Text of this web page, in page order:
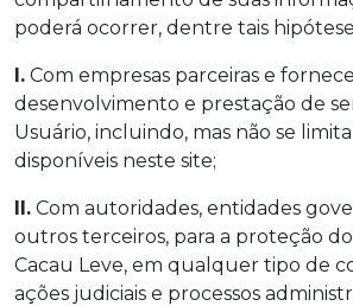
poderá ocorrer, dentre tais
I. Com empresas parceiras e
desenvolvimento e prestação de
Usuário, incluindo, mas não se
disponíveis neste site;
II. Com autoridades, entidades
outros terceiros, para a proteção
Cacau Leve, em qualquer tipo de
ações judiciais e processos